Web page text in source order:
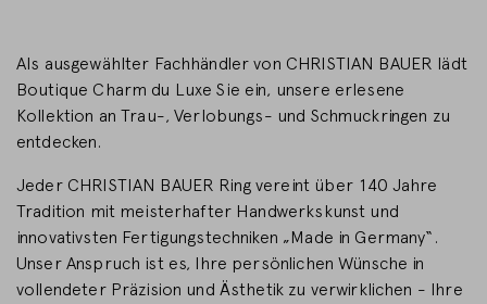
Als ausgewählter Fachhändler von CHRISTIAN BAUER lädt
Boutique Charm du Luxe Sie ein, unsere erlesene
Kollektion an Trau-, Verlobungs- und Schmuckringen zu
entdecken.
Jeder CHRISTIAN BAUER Ring vereint über 140 Jahre
Tradition mit meisterhafter Handwerkskunst und
innovativsten Fertigungstechniken „Made in Germany“.
Unser Anspruch ist es, Ihre persönlichen Wünsche in
vollendeter Präzision und Ästhetik zu verwirklichen - Ihre
Land wechseln
Deutschland